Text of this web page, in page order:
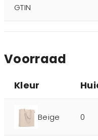
GTIN
Voorraad
Kleur
Beige 0